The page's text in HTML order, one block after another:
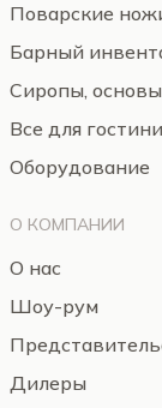
Поварские
Барный
Сиропы,
Все для
Оборудование
О КОМПАНИИ
О нас
Шоу-рум
Дилеры